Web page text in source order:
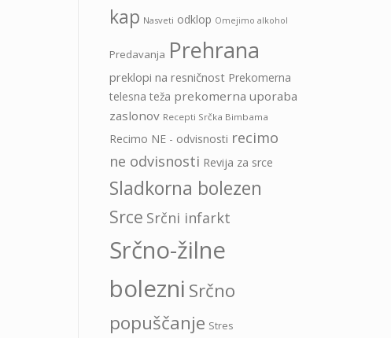
kap Nasveti odklop Omejimo alkohol
Predavanja Prehrana
preklopi na resničnost Prekomerna
telesna teža prekomerna uporaba
zaslonov Recepti Srčka Bimbama
Recimo NE - odvisnosti recimo
ne odvisnosti Revija za srce
Sladkorna bolezen
Srce Srčni infarkt
Srčno-žilne
bolezni Srčno
popuščanje Stres